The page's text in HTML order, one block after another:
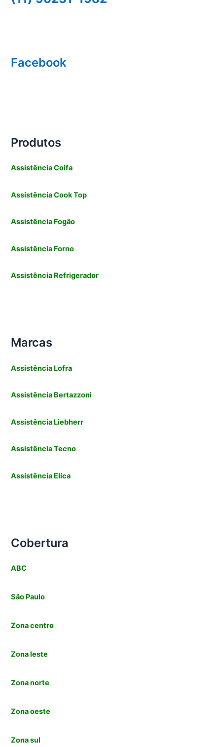
Facebook
Produtos
Assistência Coifa
Assistência Cook Top
Assistência Fogão
Assistência Forno
Assistência Refrigerador
Marcas
Assistência Lofra
Assistência Bertazzoni
Assistência Liebherr
Assistência Tecno
Assistência Elica
Cobertura
ABC
São Paulo
Zona centro
Zona leste
Zona norte
Zona oeste
Zona sul